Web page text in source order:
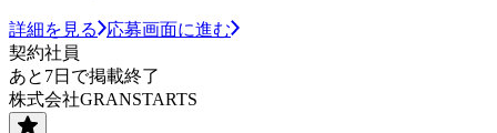
詳細を見る
応募画面に進む
契約社員
あと7日で掲載終了
株式会社GRANSTARTS